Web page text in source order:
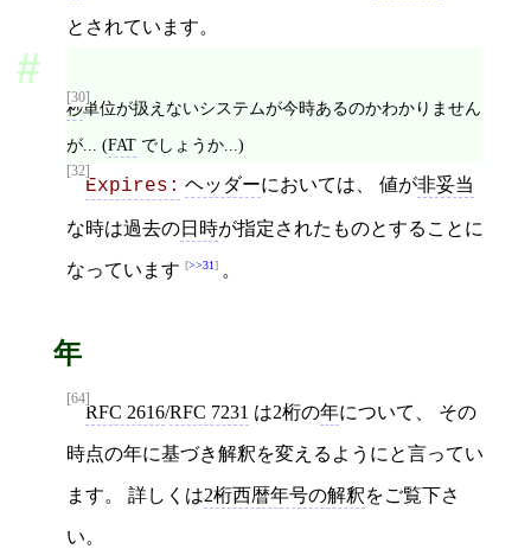
とされています。
[30]
秒単位が扱えないシステムが今時あるのかわかりません
が... (FAT でしょうか...)
[32]
Expires: ヘッダーにおいては、 値が非妥当
な時は過去の日時が指定されたものとすることに
なっています >>31 。
年
[64]
RFC 2616/RFC 7231 は2桁の年について、 その
時点の年に基づき解釈を変えるようにと言ってい
ます。 詳しくは2桁西暦年号の解釈をご覧下さ
い。